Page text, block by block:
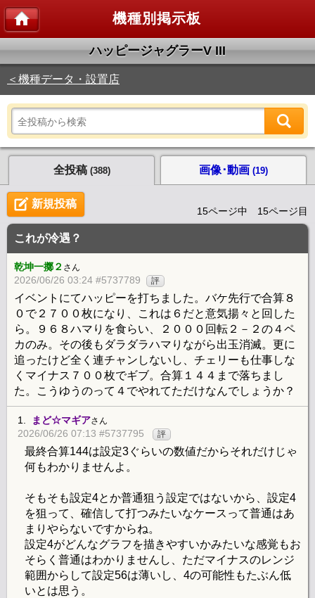
機種別掲示板
ハッピージャグラーV III
＜機種データ・設置店
全投稿 (388) 画像･動画 (19)
新規投稿
15ページ中 15ページ目
これが冷遇？
乾坤一擲２ さん
2026/06/26 03:24 #5737789 評
イベントにてハッピーを打ちました。バケ先行で合算８
０で２７００枚になり、これは６だと意気揚々と回した
ら。９６８ハマりを食らい、２０００回転２－２の４ペ
カのみ。その後もダラダラハマりながら出玉消滅。更に
追ったけど全く連チャンしないし、チェリーも仕事しな
くマイナス７００枚でギブ。合算１４４まで落ちまし
た。こうゆうのって４でやれてただけなんでしょうか？
1. まど☆マギアさん
2026/06/26 07:13 #5737795 評
最終合算144は設定3ぐらいの数値だからそれだけじゃ
何もわかりませんよ。
そもそも設定4とか普通狙う設定ではないから、設定4
を狙って、確信して打つみたいなケースって普通はあ
まりやらないですからね。
設定4がどんなグラフを描きやすいかみたいな感覚もお
そらく普通はわかりませんし、ただマイナスのレンジ
範囲からして設定56は薄いし、4の可能性もたぶん低
いとは思う。